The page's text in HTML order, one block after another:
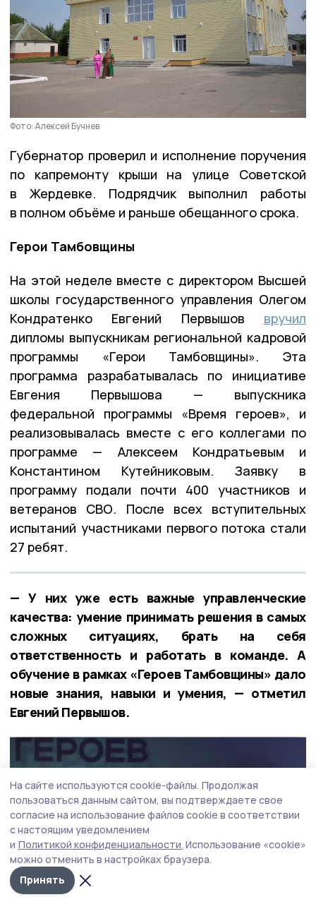
Фото: Алексей Бучнев
Губернатор проверил и исполнение поручения
по капремонту крыши на улице Советской
в Жердевке. Подрядчик выполнил работы
в полном объёме и раньше обещанного срока.
Герои Тамбовщины
На этой неделе вместе с директором Высшей
школы государственного управления Олегом
Кондратенко Евгений Первышов вручил
дипломы выпускникам региональной кадровой
программы «Герои Тамбовщины». Эта
программа разрабатывалась по инициативе
Евгения Первышова — выпускника
федеральной программы «Время героев», и
реализовывалась вместе с его коллегами по
программе — Алексеем Кондратьевым и
Константином Кутейниковым. Заявку в
программу подали почти 400 участников и
ветеранов СВО. После всех вступительных
испытаний участниками первого потока стали
27 ребят.
— У них уже есть важные управленческие
качества: умение принимать решения в самых
сложных ситуациях, брать на себя
ответственность и работать в команде. А
обучение в рамках «Героев Тамбовщины» дало
новые знания, навыки и умения, — отметил
Евгений Первышов.
На сайте используются cookie-файлы. Продолжая
пользоваться данным сайтом, вы подтверждаете свое
согласие на использование файлов cookie в соответствии
с настоящим уведомлением
и Политикой конфиденциальности. Использование «cookie»
можно отменить в настройках браузера.
Принять